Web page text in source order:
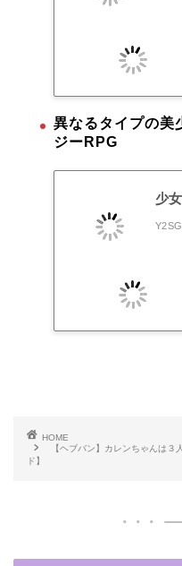
異なるタイプの美
ジーRPG
少
HOME
【ヘブバン】カレンちゃんは
ド】